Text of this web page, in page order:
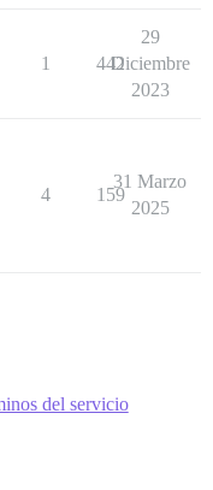
1 442
29
Diciembre
2023
4 159
31 Marzo
2025
del servicio